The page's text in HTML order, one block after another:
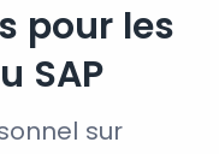
pour les
SAP
sur